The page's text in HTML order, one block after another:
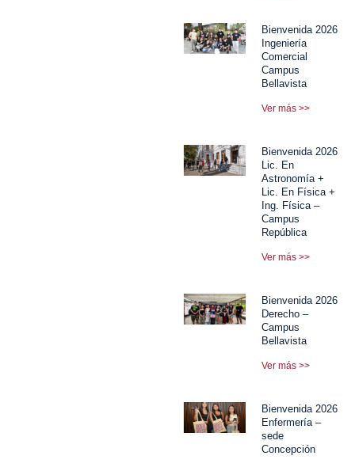
Bienvenida 2026
Ingeniería
Comercial
Campus
Bellavista
Ver más >>
Bienvenida 2026
Lic. En
Astronomía +
Lic. En Física +
Ing. Física –
Campus
República
Ver más >>
Bienvenida 2026
Derecho –
Campus
Bellavista
Ver más >>
Bienvenida 2026
Enfermería –
sede
Concepción